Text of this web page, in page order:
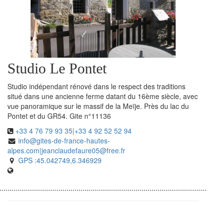
Studio Le Pontet
Studio indépendant rénové dans le respect des traditions
situé dans une ancienne ferme datant du 16ème siècle, avec
vue panoramique sur le massif de la Meïje. Près du lac du
Pontet et du GR54. Gite n°11136
+33 4 76 79 93 35|+33 4 92 52 52 94
info@gites-de-france-hautes-
alpes.com|jeanclaudefaure05@free.fr
GPS :45.042749,6.346929